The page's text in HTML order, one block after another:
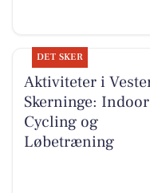
DET SKER
Aktiviteter i
Skerninge: Indoor
Cycling og
Løbetræning